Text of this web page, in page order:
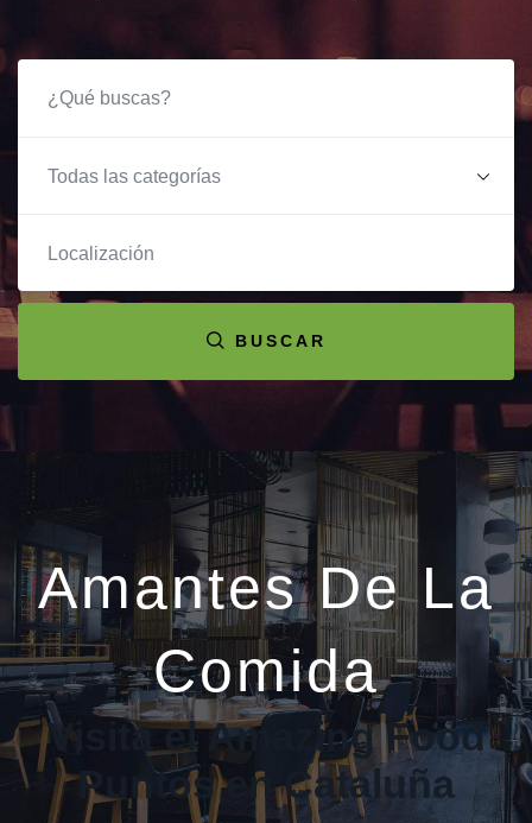
BUSCAR
Amantes De La
Comida
Visita el Amazing Food
Puntos en Cataluña